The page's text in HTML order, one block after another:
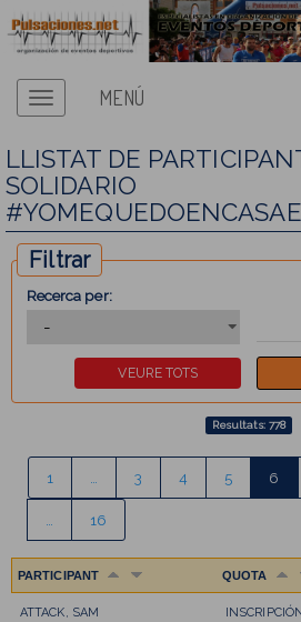
MENÚ
LLISTAT DE
SOLIDARIO
Filtrar
Recerca per:
Resultats: 778
1 3 4 5 6
16
PARTICIPANT QUOTA
ATTACK, SAM